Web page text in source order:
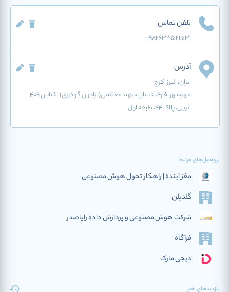
تلفن تماس
+982633521531
آدرس
ایران، البرز، کرج
مهرشهر، فاز4، خیابان شهیدمعظمی(برادران گودرزی)، خیابان 409
غربی، پلاک 44، طبقه اول
پروفایل‌های مرتبط
مغز آینده | راهکار تحول هوش مصنوعی
گلدپلن
شرکت هوش مصنوعی و پردازش داده رایاصدر
فرآگاه
دیجی مارک
بازدیدهای اخیر